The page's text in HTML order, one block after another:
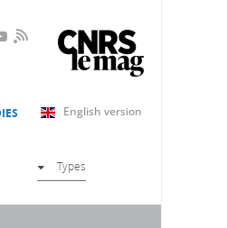
RSS
English version
Types